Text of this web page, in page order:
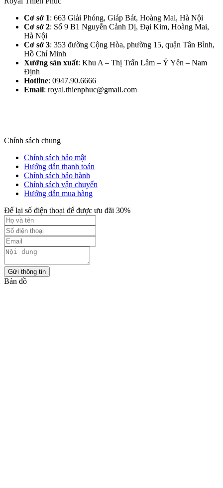
Cơ sở 1: 663 Giải Phóng, Giáp Bát, Hoàng Mai, Hà Nội​
Cơ sở 2: Số 9 B1 Nguyễn Cảnh Dị, Đại Kim, Hoàng Mai,
Hà Nội​
Cơ sở 3: 353 đường Cộng Hòa, phường 15, quận Tân Bình,
Hồ Chí Minh
Xưởng sản xuất: Khu A – Thị Trấn Lâm – Ý Yên – Nam
Định​
Hotline: 0947.90.6666
Email: royal.thienphuc@gmail.com
Chính sách chung
Chính sách bảo mật
Hướng dẫn thanh toán
Chính sách bảo hành
Chính sách vận chuyển
Hướng dẫn mua hàng
Để lại số điện thoại để được ưu đãi 30%
Gửi thông tin
Bản đồ